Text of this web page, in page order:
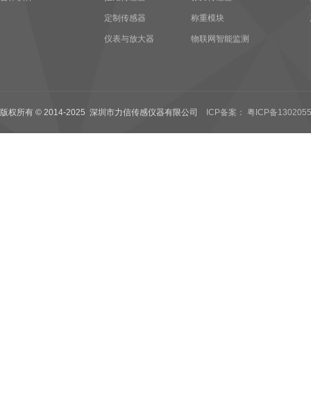
定制传感器 称重模块
仪表与放大器 物联网智能监测
版权所有 © 2014-2025 深圳市力信传感仪器有限公司 ICP备案： 粤ICP备